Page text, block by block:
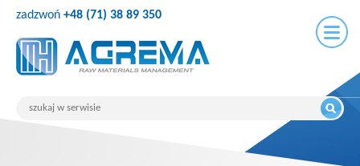
zadzwoń +48 (71) 38 89 350